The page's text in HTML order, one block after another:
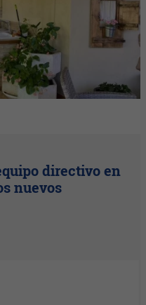
directivo en
nuevos